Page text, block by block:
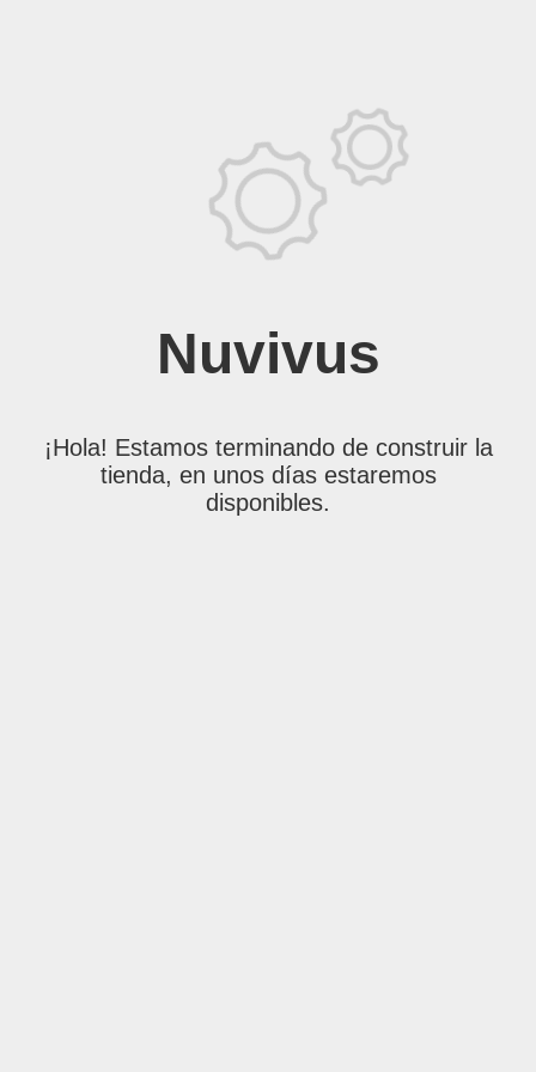
Nuvivus
¡Hola! Estamos terminando de construir la
tienda, en unos días estaremos
disponibles.